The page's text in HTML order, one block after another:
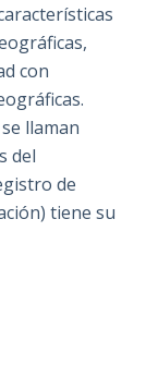
con
llaman
del
de
tiene su